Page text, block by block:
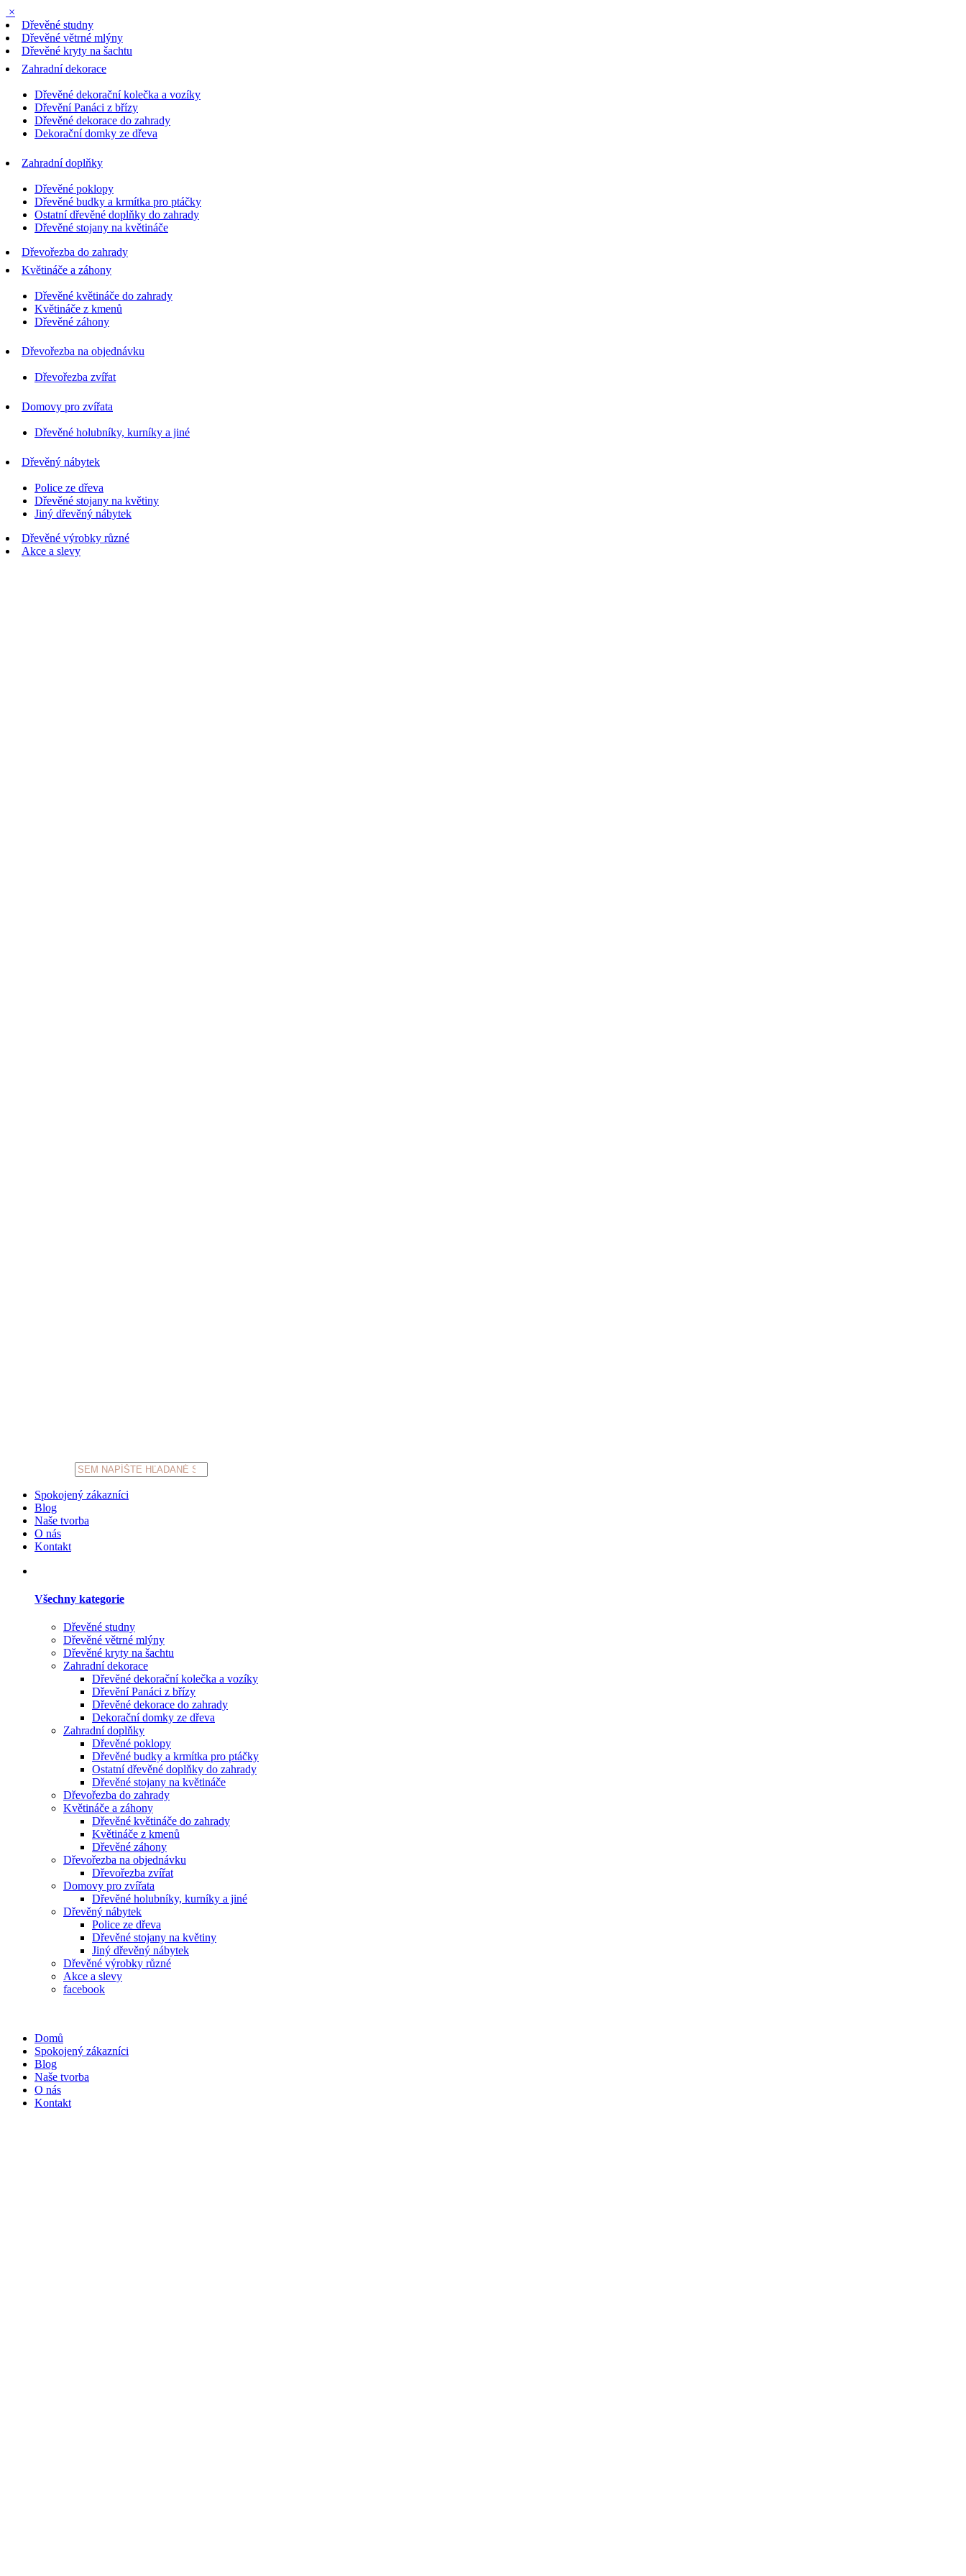
×
Dřevěné studny
Dřevěné větrné mlýny
Dřevěné kryty na šachtu
Zahradní dekorace
Dřevěné dekorační kolečka a vozíky
Dřevění Panáci z břízy
Dřevěné dekorace do zahrady
Dekorační domky ze dřeva
Zahradní doplňky
Dřevěné poklopy
Dřevěné budky a krmítka pro ptáčky
Ostatní dřevěné doplňky do zahrady
Dřevěné stojany na květináče
Dřevořezba do zahrady
Květináče a záhony
Dřevěné květináče do zahrady
Květináče z kmenů
Dřevěné záhony
Dřevořezba na objednávku
Dřevořezba zvířat
Domovy pro zvířata
Dřevěné holubníky, kurníky a jiné
Dřevěný nábytek
Police ze dřeva
Dřevěné stojany na květiny
Jiný dřevěný nábytek
Dřevěné výrobky různé
Akce a slevy
Products
search
Spokojený zákazníci
Blog
Naše tvorba
O nás
Kontakt
Všechny kategorie
Dřevěné studny
Dřevěné větrné mlýny
Dřevěné kryty na šachtu
Zahradní dekorace
Dřevěné dekorační kolečka a vozíky
Dřevění Panáci z břízy
Dřevěné dekorace do zahrady
Dekorační domky ze dřeva
Zahradní doplňky
Dřevěné poklopy
Dřevěné budky a krmítka pro ptáčky
Ostatní dřevěné doplňky do zahrady
Dřevěné stojany na květináče
Dřevořezba do zahrady
Květináče a záhony
Dřevěné květináče do zahrady
Květináče z kmenů
Dřevěné záhony
Dřevořezba na objednávku
Dřevořezba zvířat
Domovy pro zvířata
Dřevěné holubníky, kurníky a jiné
Dřevěný nábytek
Police ze dřeva
Dřevěné stojany na květiny
Jiný dřevěný nábytek
Dřevěné výrobky různé
Akce a slevy
facebook
Domů
Spokojený zákazníci
Blog
Naše tvorba
O nás
Kontakt